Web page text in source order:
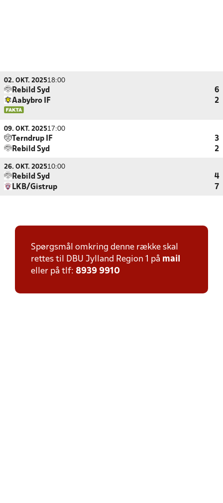
02. OKT. 202518:00
Rebild Syd
6
Aabybro IF
2
09. OKT. 202517:00
Terndrup IF
3
Rebild Syd
2
26. OKT. 202510:00
Rebild Syd
4
LKB/Gistrup
7
Spørgsmål omkring denne række skal
rettes til DBU Jylland Region 1 på mail
eller på tlf: 8939 9910